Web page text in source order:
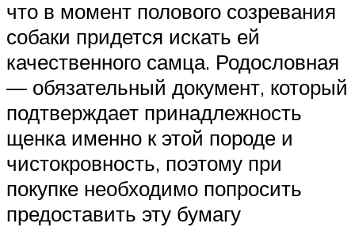
что в момент полового созревания
собаки придется искать ей
качественного самца. Родословная
— обязательный документ, который
подтверждает принадлежность
щенка именно к этой породе и
чистокровность, поэтому при
покупке необходимо попросить
предоставить эту бумагу